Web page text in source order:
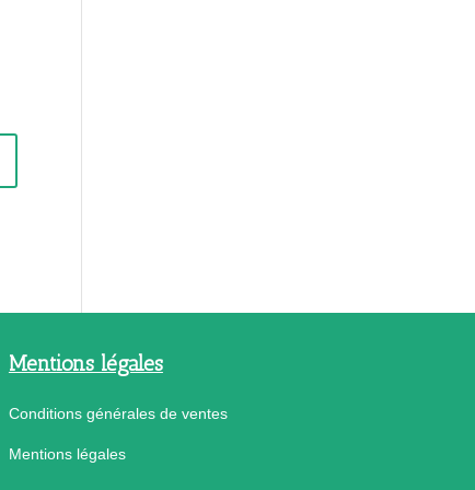
Mentions légales
Conditions générales de ventes
Mentions légales